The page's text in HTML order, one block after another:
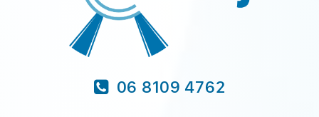
06 8109 4762
VRAGEN